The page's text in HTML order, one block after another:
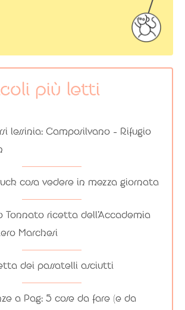
più letti
lessinia: Camposilvano – Rifugio
cosa vedere in mezza giornata
Tonnato ricetta dell’Accademia
Marchesi
dei passatelli asciutti
a Pag: 5 cose da fare (e da